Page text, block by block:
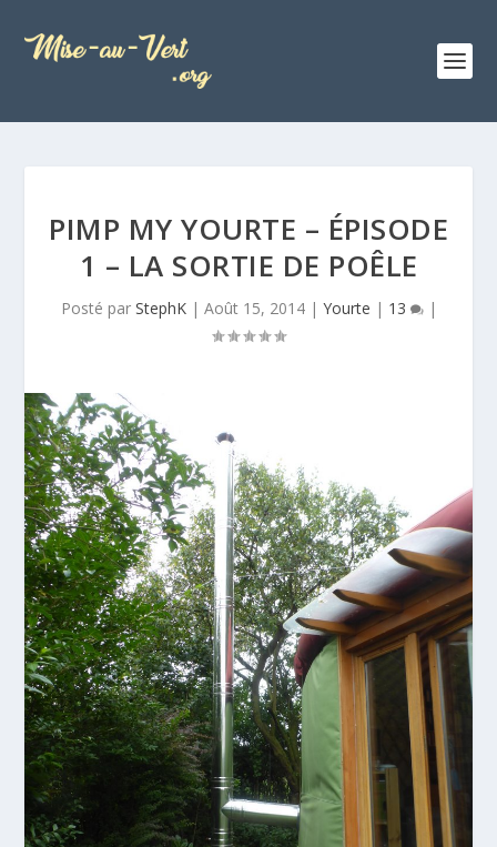
PIMP MY YOURTE – ÉPISODE
1 – LA SORTIE DE POÊLE
Posté par StephK| Août 15, 2014| Yourte | 13 |